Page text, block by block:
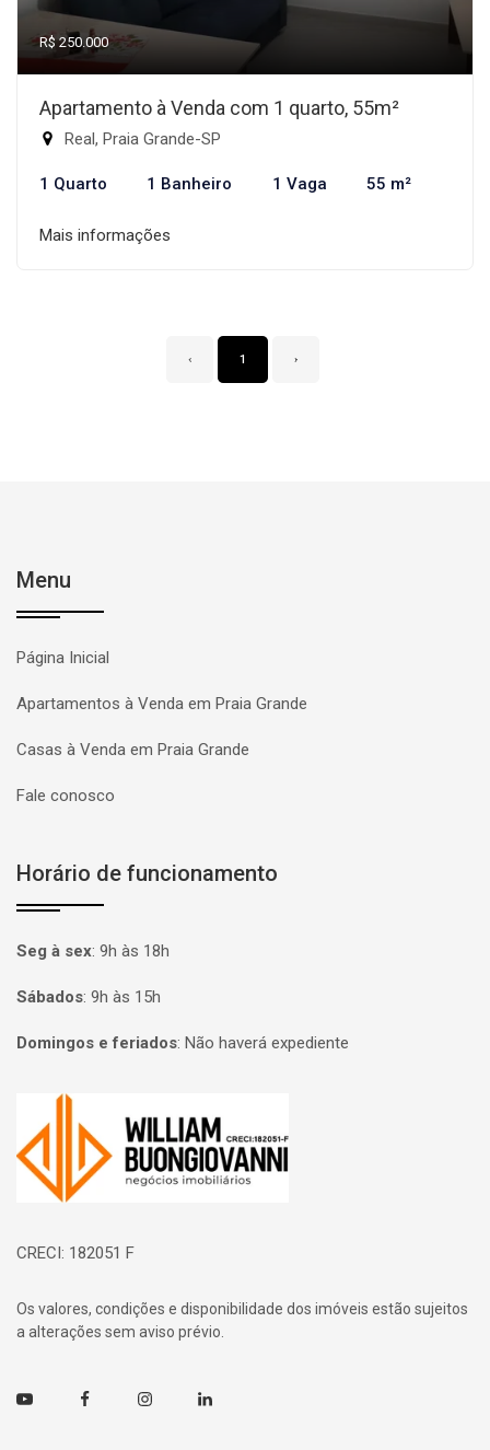
R$ 250.000
Apartamento à Venda com 1 quarto, 55m²
Real, Praia Grande-SP
1 Quarto 1 Banheiro 1 Vaga 55 m²
Mais informações
‹ 1 ›
Menu
Página Inicial
Apartamentos à Venda em Praia Grande
Casas à Venda em Praia Grande
Fale conosco
Horário de funcionamento
Seg à sex: 9h às 18h
Sábados: 9h às 15h
Domingos e feriados: Não haverá expediente
Página inicial
CRECI: 182051 F
Os valores, condições e disponibilidade dos imóveis estão sujeitos
a alterações sem aviso prévio.
Youtube FacebookInstagramLinkedin